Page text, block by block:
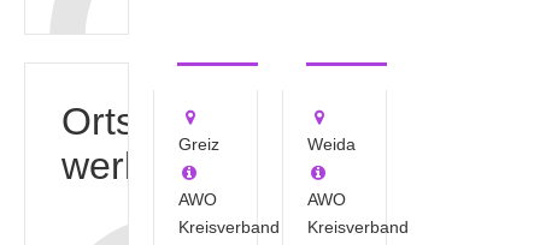
Ortsjugend-
werke
Greiz
AWO
Kreisverband
Weida
AWO
Kreisverband